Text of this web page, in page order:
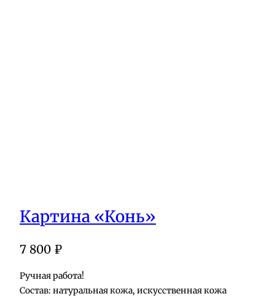
Картина «Конь»
7 800 ₽
Ручная работа!
Состав: натуральная кожа, искусственная кожа